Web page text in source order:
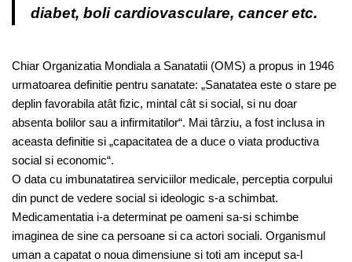
diabet, boli cardiovasculare, cancer etc.
Chiar Organizatia Mondiala a Sanatatii (OMS) a propus in 1946
urmatoarea definitie pentru sanatate: „Sanatatea este o stare pe
deplin favorabila atât fizic, mintal cât si social, si nu doar
absenta bolilor sau a infirmitatilor“. Mai târziu, a fost inclusa in
aceasta definitie si „capacitatea de a duce o viata productiva
social si economic“.
O data cu imbunatatirea serviciilor medicale, perceptia corpului
din punct de vedere social si ideologic s-a schimbat.
Medicamentatia i-a determinat pe oameni sa-si schimbe
imaginea de sine ca persoane si ca actori sociali. Organismul
uman a capatat o noua dimensiune si toti am inceput sa-l